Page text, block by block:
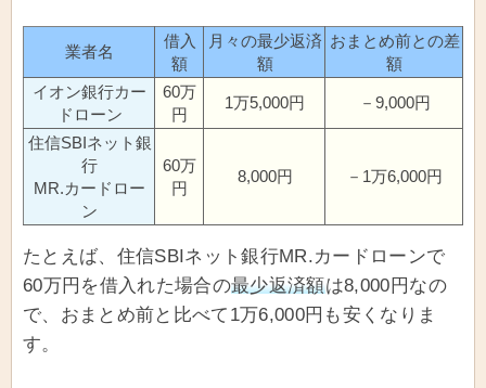
業者名
借入
額
月々の最少返済
額
おまとめ前との差
額
イオン銀行カー
ドローン
60万
円
1万5,000円 －9,000円
住信SBIネット銀
行
MR.カードロー
ン
60万
円
8,000円 －1万6,000円
たとえば、住信SBIネット銀行MR.カードローンで
60万円を借入れた場合の最少返済額は8,000円なの
で、おまとめ前と比べて1万6,000円も安くなりま
す。